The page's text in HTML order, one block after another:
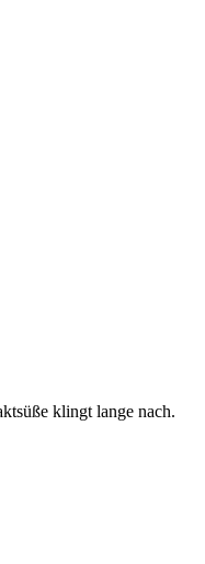
klingt lange nach.